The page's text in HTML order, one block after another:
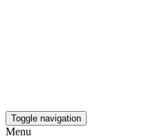
Mamili1910
Toggle navigation
Menu